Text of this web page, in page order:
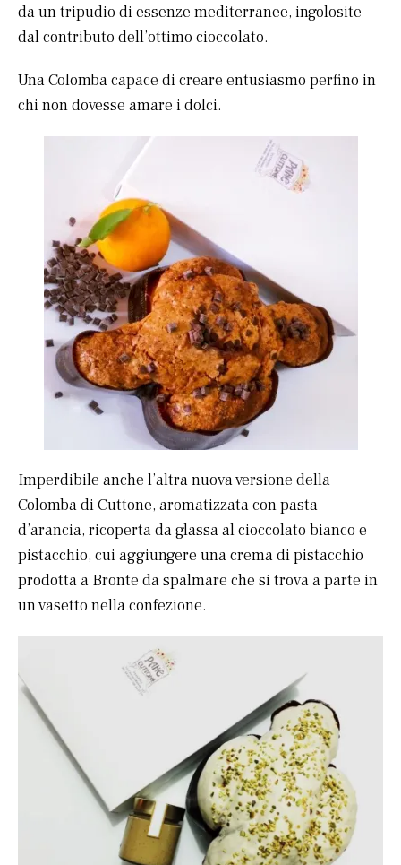
da un tripudio di essenze mediterranee, ingolosite
dal contributo dell’ottimo cioccolato.
Una Colomba capace di creare entusiasmo perfino in
chi non dovesse amare i dolci.
Imperdibile anche l’altra nuova versione della
Colomba di Cuttone, aromatizzata con pasta
d’arancia, ricoperta da glassa al cioccolato bianco e
pistacchio, cui aggiungere una crema di pistacchio
prodotta a Bronte da spalmare che si trova a parte in
un vasetto nella confezione.